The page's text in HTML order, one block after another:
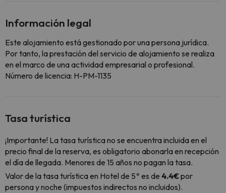
Información legal
Este alojamiento está gestionado por una persona jurídica.
Por tanto, la prestación del servicio de alojamiento se realiza
en el marco de una actividad empresarial o profesional.
Número de licencia: H-PM-1135
Tasa turística
¡Importante! La tasa turística no se encuentra incluida en el
precio final de la reserva, es obligatorio abonarla en recepción
el día de llegada. Menores de 15 años no pagan la tasa.
Valor de la tasa turística en Hotel de 5* es de 4.4€por
persona y noche (impuestos indirectos no incluidos).